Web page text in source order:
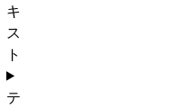
キ
ス
ト
テ